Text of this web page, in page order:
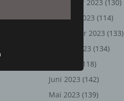
November 2023 (130)
Oktober 2023 (114)
September 2023 (133)
August 2023 (134)
(118)
Juni 2023 (142)
Mai 2023 (139)
verwendet
natürliche Person